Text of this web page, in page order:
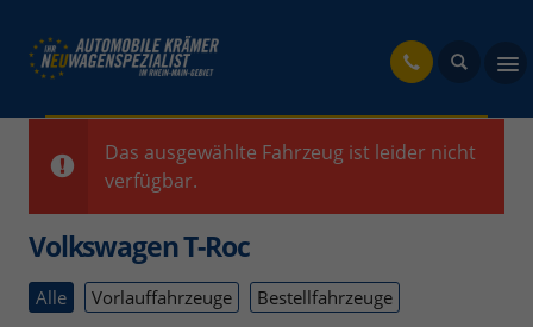
Das ausgewählte Fahrzeug ist leider nicht
verfügbar.
Volkswagen T-Roc
Alle Vorlauffahrzeuge Bestellfahrzeuge